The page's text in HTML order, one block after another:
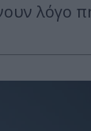
λόγο